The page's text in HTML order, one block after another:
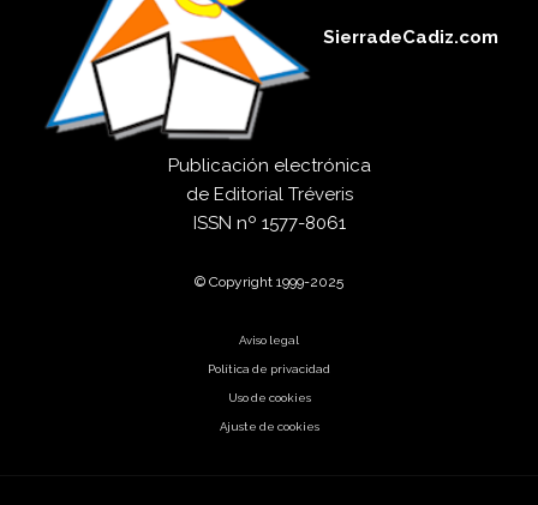
SierradeCadiz.com
Publicación electrónica
de Editorial Tréveris
ISSN nº 1577-8061
© Copyright 1999-2025
Aviso legal
Política de privacidad
Uso de cookies
Ajuste de cookies